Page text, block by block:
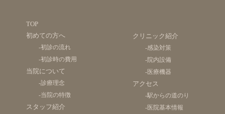
TOP
初めての方へ
-初診の流れ
-初診時の費用
当院について
-診療理念
-当院の特徴
スタッフ紹介
クリニック紹介
-感染対策
-院内設備
-医療機器
アクセス
-駅からの道のり
-医院基本情報